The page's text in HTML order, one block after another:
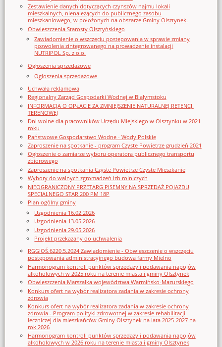
Zestawienie danych dotyczących czynszów najmu lokali
mieszkalnych, nienależących do publicznego zasobu
mieszkaniowego, w położonych na obszarze Gminy Olsztynek.
Obwieszczenia Starosty Olsztyńskiego
Zawiadomienie o wszczęciu postępowania w sprawie zmiany
pozwolenia zintegrowanego na prowadzenie instalacji
NUTRIPOL Sp. z o.o.
Ogłoszenia sprzedażowe
Ogłoszenia sprzedażowe
Uchwała reklamowa
Regionalny Zarząd Gospodarki Wodnej w Białymstoku
INFORMACJA O OPŁACIE ZA ZMNIEJSZENIE NATURALNEJ RETENCJI
TERENOWEJ
Dni wolne dla pracowników Urzędu Miejskiego w Olsztynku w 2021
roku
Państwowe Gospodarstwo Wodne - Wody Polskie
Zaproszenie na spotkanie - program Czyste Powietrze grudzień 2021
Ogłoszenie o zamiarze wyboru operatora publicznego transportu
zbiorowego
Zaproszenie na spotkania Czyste Powietrze Czyste Mieszkanie
Wybory do walnych zgromadzeń izb rolniczych
NIEOGRANICZONY PRZETARG PISEMNY NA SPRZEDAŻ POJAZDU
SPECJALNEGO STAR 200 PM 18P
Plan ogólny gminy
Uzgodnienia 16.02.2026
Uzgodnienia 13.05.2026
Uzgodnienia 29.05.2026
Projekt przekazany do uchwalenia
RGGIOŚ.6220.5.2024 Zawiadomienie - Obwieszczenie o wszczęciu
postępowania administracyjnego budowa farmy Mielno
Harmonogram kontroli punktów sprzedaży i podawania napojów
alkoholowych w 2025 roku na terenie miasta i gminy Olsztynek
Obwieszczenia Marszałka województwa Warmińsko-Mazurskiego
Konkurs ofert na wybór realizatora zadania w zakresie ochrony
zdrowia
Konkurs ofert na wybór realizatora zadania w zakresie ochrony
zdrowia - Program polityki zdrowotnej w zakresie rehabilitacji
leczniczej dla mieszkańców Gminy Olsztynek na lata 2025-2027 na
rok 2026
Harmonogram kontroli punktów sprzedaży i podawania napojów
alkoholowych w 2026 roku na terenie miasta i gminy Olsztynek